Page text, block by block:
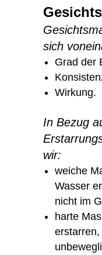
sich
Grad der
Wirkung.
In Bezug
wir:
weiche
Wasser
nicht im
harte